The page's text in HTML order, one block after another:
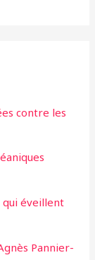
contre les
qui éveillent
Pannier-